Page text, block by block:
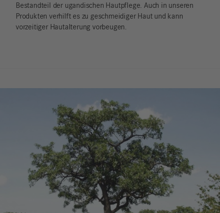
Bestandteil der ugandischen Hautpflege. Auch in unseren
Produkten verhilft es zu geschmeidiger Haut und kann
vorzeitiger Hautalterung vorbeugen.